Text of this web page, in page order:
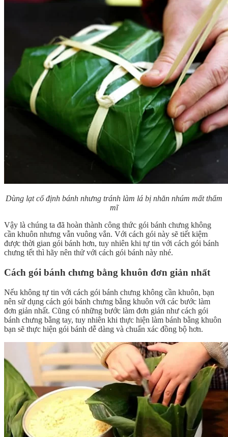
Dùng lạt cố định bánh nhưng tránh làm lá bị nhăn nhúm mất thẩm
mĩ
Vậy là chúng ta đã hoàn thành công thức gói bánh chưng không
cần khuôn nhưng vẫn vuông vắn. Với cách gói này sẽ tiết kiệm
được thời gian gói bánh hơn, tuy nhiên khi tự tin với cách gói bánh
chưng tết thì hãy nên thử với cách gói bánh này nhé.
Cách gói bánh chưng bằng khuôn đơn giản nhất
Nếu không tự tin với cách gói bánh chưng không cần khuôn, bạn
nên sử dụng cách gói bánh chưng bằng khuôn với các bước làm
đơn giản nhất. Cũng có những bước làm đơn giản như cách gói
bánh chưng bằng tay, tuy nhiên khi thực hiện làm bánh bằng khuôn
bạn sẽ thực hiện gói bánh dễ dàng và chuẩn xác đồng bộ hơn.